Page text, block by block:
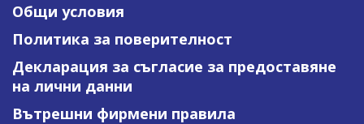
Общи условия
Политика за поверителност
Декларация за съгласие за предоставяне
на лични данни
Вътрешни фирмени правила